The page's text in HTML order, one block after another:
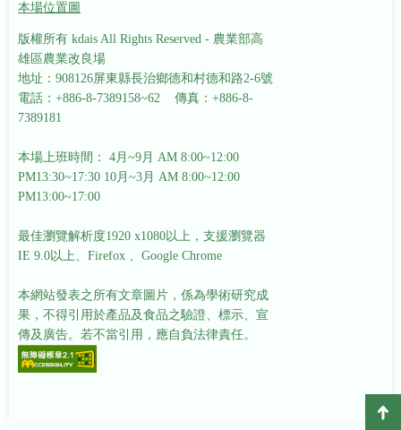
本場位置圖
版權所有 kdais All Rights Reserved - 農業部高
雄區農業改良場
地址：908126屏東縣長治鄉德和村德和路2-6號
電話：+886-8-7389158~62 傳真：+886-8-
7389181
本場上班時間： 4月~9月 AM 8:00~12:00
PM13:30~17:30 10月~3月 AM 8:00~12:00
PM13:00~17:00
最佳瀏覽解析度1920 x1080以上，支援瀏覽器
IE 9.0以上、Firefox 、Google Chrome
本網站發表之所有文章圖片，係為學術研究成
果，不得引用於產品及食品之驗證、標示、宣
傳及廣告。若不當引用，應自負法律責任。